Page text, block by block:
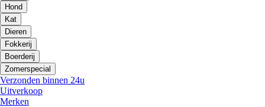
Hond
Kat
Dieren
Fokkerij
Boerderij
Zomerspecial
Verzonden binnen 24u
Uitverkoop
Merken